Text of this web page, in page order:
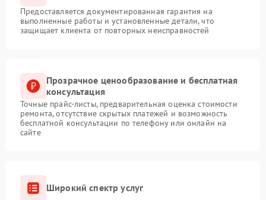
Предоставляется документированная гарантия на
выполненные работы и установленные детали, что
защищает клиента от повторных неисправностей
Прозрачное ценообразование и бесплатная
консультация
Точные прайс-листы, предварительная оценка стоимости
ремонта, отсутствие скрытых платежей и возможность
бесплатной консультации по телефону или онлайн на
сайте
Широкий спектр услуг